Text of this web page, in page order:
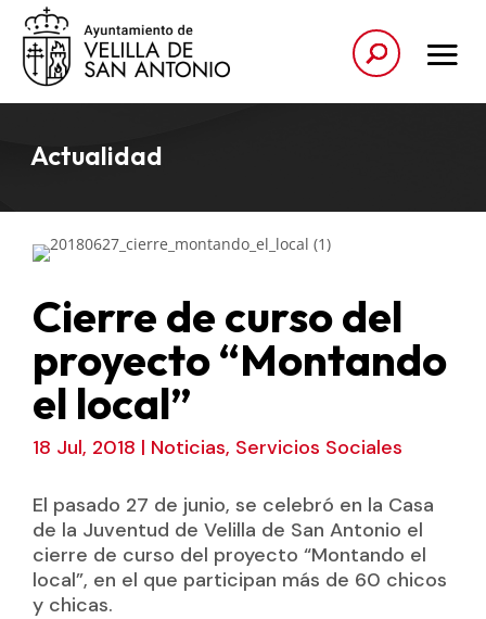
Actualidad
Cierre de curso del
proyecto “Montando
el local”
18 Jul, 2018 | Noticias, Servicios Sociales
El pasado 27 de junio, se celebró en la Casa
de la Juventud de Velilla de San Antonio el
cierre de curso del proyecto “Montando el
local”, en el que participan más de 60 chicos
y chicas.